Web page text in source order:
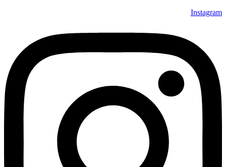
Instagram